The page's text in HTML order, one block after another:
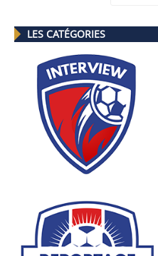
LES CATÉGORIES